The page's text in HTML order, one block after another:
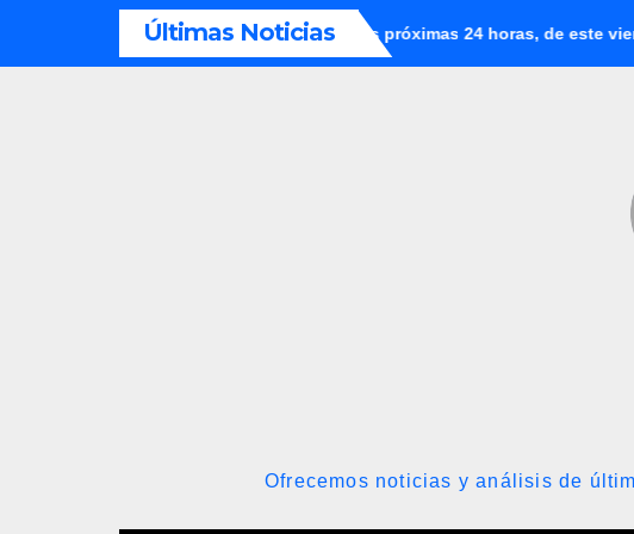
Últimas Noticias
Meteorológicas para las próximas 24 horas, de este viernes 7 de
Ofrecemos noticias y análisis de